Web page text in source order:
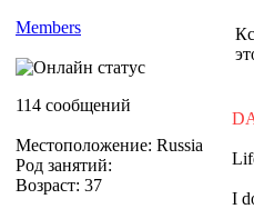
Members
114 сообщений
Местоположение: Russia
Род занятий:
Возраст: 37
I